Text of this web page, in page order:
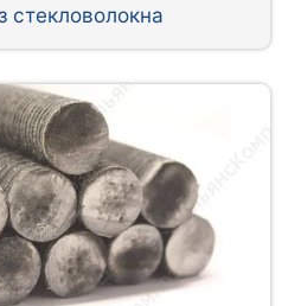
стекловолокна